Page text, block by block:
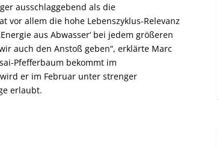
ausschlaggebend als die
vor allem die hohe Lebenszyklus-Relevanz
aus Abwasser‘ bei jedem größeren
auch den Anstoß geben“, erklärte Marc
Pfefferbaum bekommt im
er im Februar unter strenger
erlaubt.